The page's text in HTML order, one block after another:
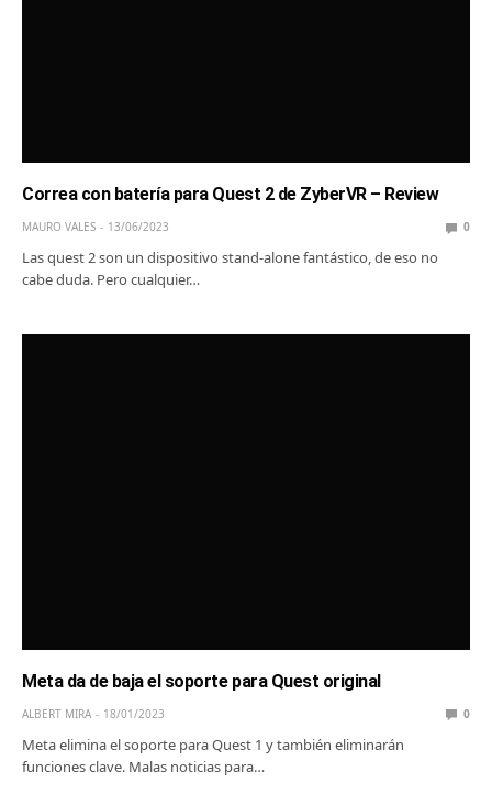
Correa con batería para Quest 2 de ZyberVR – Review
MAURO VALES 13/06/2023 0
Las quest 2 son un dispositivo stand-alone fantástico, de eso no
cabe duda. Pero cualquier…
Meta da de baja el soporte para Quest original
ALBERT MIRA 18/01/2023 0
Meta elimina el soporte para Quest 1 y también eliminarán
funciones clave. Malas noticias para…